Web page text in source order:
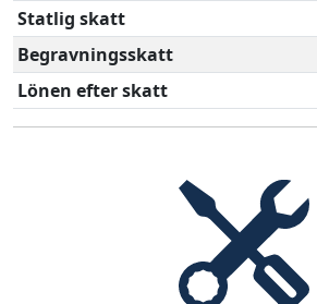
Statlig skatt
Begravningsskatt
Lönen efter skatt